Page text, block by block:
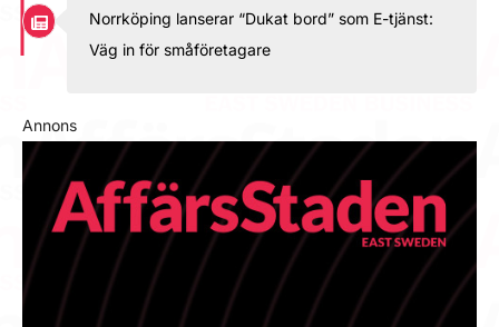
Norrköping lanserar “Dukat bord” som E-tjänst:
Väg in för småföretagare
Annons